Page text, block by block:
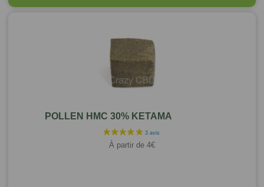
POLLEN HMC 30% KETAMA
À partir de 4€